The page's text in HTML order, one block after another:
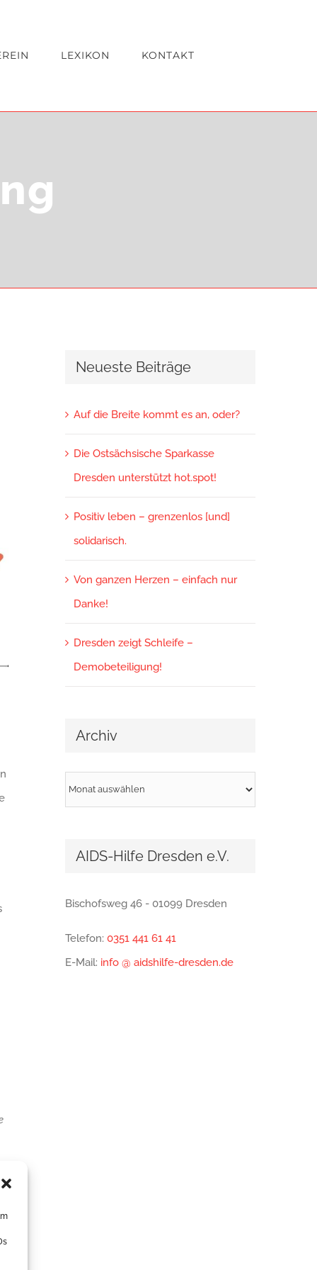
LEXIKON KONTAKT
Neueste Beiträge
Auf die Breite kommt es an, oder?
Die Ostsächsische Sparkasse
Dresden unterstützt hot.spot!
Positiv leben – grenzenlos [und]
solidarisch.
Von ganzen Herzen – einfach nur
Danke!
Dresden zeigt Schleife –
Demobeteiligung!
Archiv
Archiv
AIDS-Hilfe Dresden e.V.
Bischofsweg 46 - 01099 Dresden
Telefon: 0351 441 61 41
E-Mail: info @ aidshilfe-dresden.de